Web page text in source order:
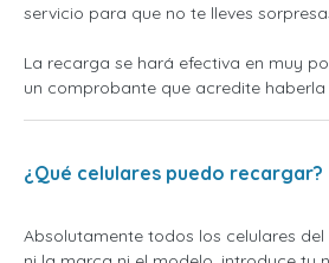
servicio para que no te lleves
La recarga se hará efectiva en muy
un comprobante que acredite haberla
¿Qué celulares puedo recargar?
Absolutamente todos los celulares